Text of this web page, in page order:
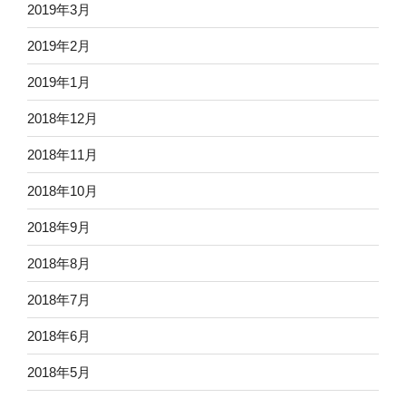
2019年3月
2019年2月
2019年1月
2018年12月
2018年11月
2018年10月
2018年9月
2018年8月
2018年7月
2018年6月
2018年5月